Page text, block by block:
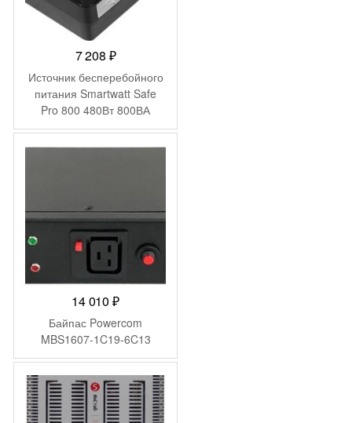
7 208 ₽
Источник бесперебойного
питания Smartwatt Safe
Pro 800 480Вт 800ВА
черный
14 010₽
Байпас Powercom
MBS1607-1C19-6C13